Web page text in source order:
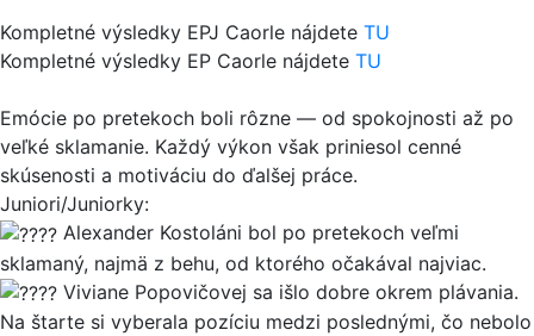
Kompletné výsledky EPJ Caorle nájdete TU
Kompletné výsledky EP Caorle nájdete TU
Emócie po pretekoch boli rôzne — od spokojnosti až po
veľké sklamanie. Každý výkon však priniesol cenné
skúsenosti a motiváciu do ďalšej práce.
Juniori/Juniorky:
Alexander Kostoláni bol po pretekoch veľmi
sklamaný, najmä z behu, od ktorého očakával najviac.
Viviane Popovičovej sa išlo dobre okrem plávania.
Na štarte si vyberala pozíciu medzi poslednými, čo nebolo